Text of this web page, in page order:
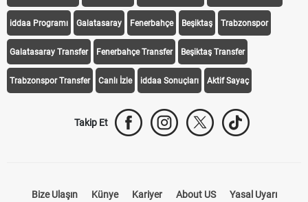
iddaa Programı Galatasaray Fenerbahçe Beşiktaş Trabzonspor
Galatasaray Transfer Fenerbahçe Transfer Beşiktaş Transfer
Trabzonspor Transfer Canlı İzle iddaa Sonuçları Aktif Sayaç
Takip Et
Bize Ulaşın Künye Kariyer About US Yasal Uyarı